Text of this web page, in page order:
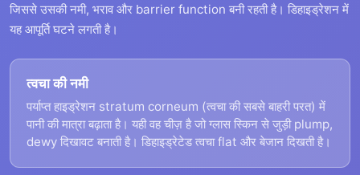
जिससे उसकी नमी, भराव और barrier function बनी रहती है। डिहाइड्रेशन में
यह आपूर्ति घटने लगती है।
त्वचा की नमी
पर्याप्त हाइड्रेशन stratum corneum (त्वचा की सबसे बाहरी परत) में
पानी की मात्रा बढ़ाता है। यही वह चीज़ है जो ग्लास स्किन से जुड़ी plump,
dewy दिखावट बनाती है। डिहाइड्रेटेड त्वचा flat और बेजान दिखती है।